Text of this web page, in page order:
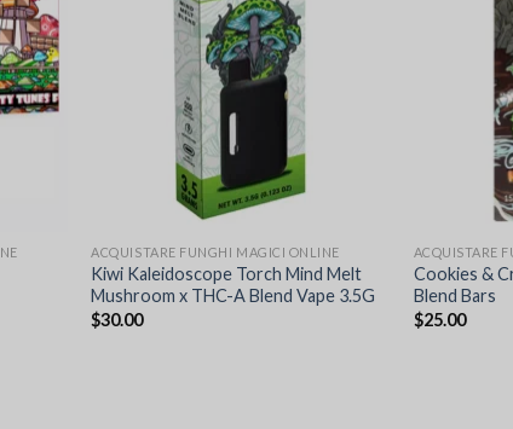
ACQUISTARE FUNGHI MAGICI ONLINE
Kiwi Kaleidoscope Torch Mind Melt
Mushroom x THC-A Blend Vape 3.5G
$30.00
ACQUISTARE
Cookies &
Blend Bars
$25.00